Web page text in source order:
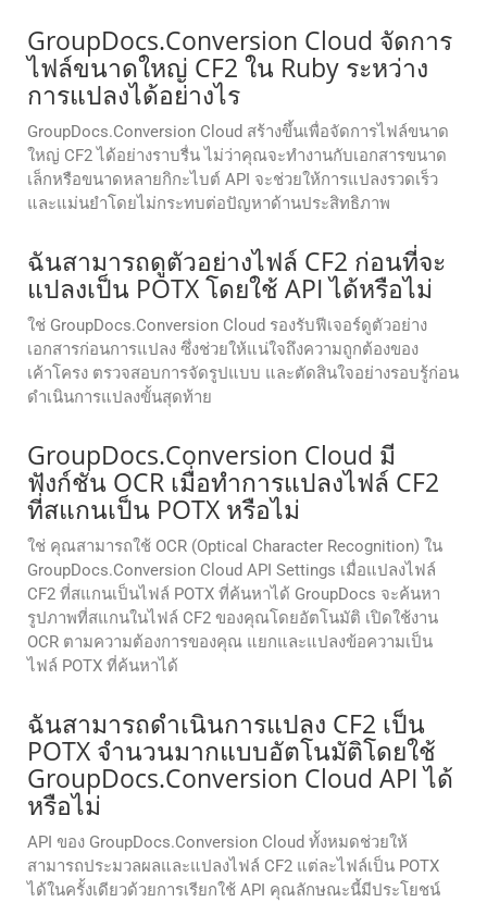
GroupDocs.Conversion Cloud จัดการ
ไฟล์ขนาดใหญ่ CF2 ใน Ruby ระหว่าง
การแปลงได้อย่างไร
GroupDocs.Conversion Cloud สร้างขึ้นเพื่อจัดการไฟล์ขนาด
ใหญ่ CF2 ได้อย่างราบรื่น ไม่ว่าคุณจะทำงานกับเอกสารขนาด
เล็กหรือขนาดหลายกิกะไบต์ API จะช่วยให้การแปลงรวดเร็ว
และแม่นยำโดยไม่กระทบต่อปัญหาด้านประสิทธิภาพ
ฉันสามารถดูตัวอย่างไฟล์ CF2 ก่อนที่จะ
แปลงเป็น POTX โดยใช้ API ได้หรือไม่
ใช่ GroupDocs.Conversion Cloud รองรับฟีเจอร์ดูตัวอย่าง
เอกสารก่อนการแปลง ซึ่งช่วยให้แน่ใจถึงความถูกต้องของ
เค้าโครง ตรวจสอบการจัดรูปแบบ และตัดสินใจอย่างรอบรู้ก่อน
ดำเนินการแปลงขั้นสุดท้าย
GroupDocs.Conversion Cloud มี
ฟังก์ชัน OCR เมื่อทำการแปลงไฟล์ CF2
ที่สแกนเป็น POTX หรือไม่
ใช่ คุณสามารถใช้ OCR (Optical Character Recognition) ใน
GroupDocs.Conversion Cloud API Settings เมื่อแปลงไฟล์
CF2 ที่สแกนเป็นไฟล์ POTX ที่ค้นหาได้ GroupDocs จะค้นหา
รูปภาพที่สแกนในไฟล์ CF2 ของคุณโดยอัตโนมัติ เปิดใช้งาน
OCR ตามความต้องการของคุณ แยกและแปลงข้อความเป็น
ไฟล์ POTX ที่ค้นหาได้
ฉันสามารถดำเนินการแปลง CF2 เป็น
POTX จำนวนมากแบบอัตโนมัติโดยใช้
GroupDocs.Conversion Cloud API ได้
หรือไม่
API ของ GroupDocs.Conversion Cloud ทั้งหมดช่วยให้
สามารถประมวลผลและแปลงไฟล์ CF2 แต่ละไฟล์เป็น POTX
ได้ในครั้งเดียวด้วยการเรียกใช้ API คุณลักษณะนี้มีประโยชน์